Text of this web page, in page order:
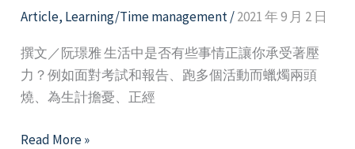
Article, Learning/Time management/2021 年 9 月 2 日
撰文／阮璟雅 生活中是否有些事情正讓你承受著壓
力？例如面對考試和報告、跑多個活動而蠟燭兩頭
燒、為生計擔憂、正經
它
Read More »